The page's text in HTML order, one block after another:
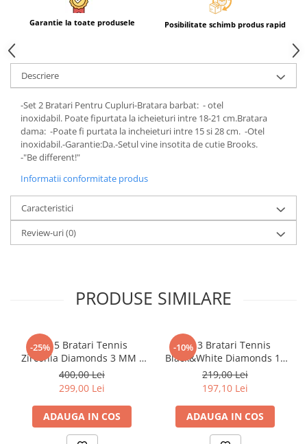
Garantie la toate produsele Posibilitate schimb produs rapid
Descriere
-Set 2 Bratari Pentru Cupluri-Bratara barbat: - otel
inoxidabil. Poate fipurtata la icheieturi intre 18-21 cm.Bratara
dama: -Poate fi purtata la incheieturi intre 15 si 28 cm. -Otel
inoxidabil.-Garantie:Da.-Setul vine insotita de cutie Brooks.
-"Be different!"
Informatii conformitate produs
Caracteristici
Review-uri(0)
PRODUSE SIMILARE
-25%
Set 5 Bratari Tennis
Zirconia Diamonds 3 MM /
19.5 CM
400,00 Lei
299,00 Lei
ADAUGA IN COS
-10%
Set 3 Bratari Tennis
Black&White Diamonds 19
CM
219,00 Lei
197,10 Lei
ADAUGA IN COS